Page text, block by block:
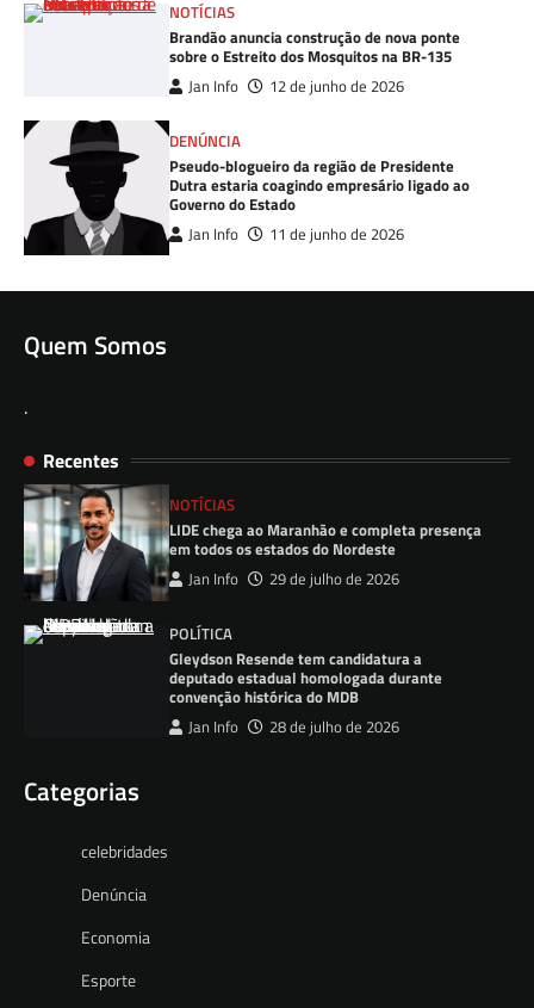
NOTÍCIAS
Brandão anuncia construção de nova ponte
sobre o Estreito dos Mosquitos na BR-135
Jan Info 12 de junho de 2026
DENÚNCIA
Pseudo-blogueiro da região de Presidente
Dutra estaria coagindo empresário ligado ao
Governo do Estado
Jan Info 11 de junho de 2026
Quem Somos
.
Recentes
NOTÍCIAS
LIDE chega ao Maranhão e completa presença
em todos os estados do Nordeste
Jan Info 29 de julho de 2026
POLÍTICA
Gleydson Resende tem candidatura a
deputado estadual homologada durante
convenção histórica do MDB
Jan Info 28 de julho de 2026
Categorias
celebridades
Denúncia
Economia
Esporte